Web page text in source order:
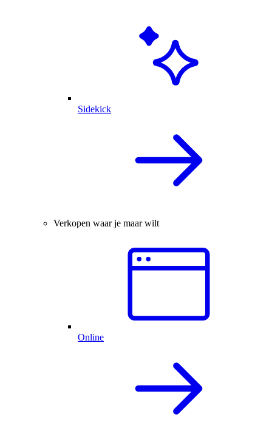
Sidekick
Verkopen waar je maar wilt
Online